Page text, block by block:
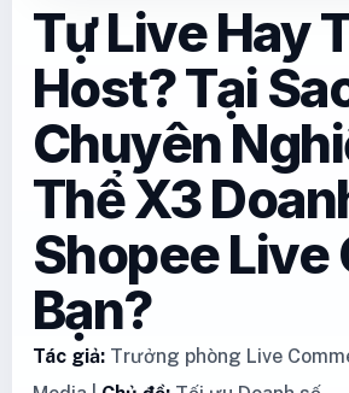
Tự Live Hay
Host? Tại
Chuyên
Thể X3
Shopee Live
Bạn?
Tác giả: Trưởng phòng Live